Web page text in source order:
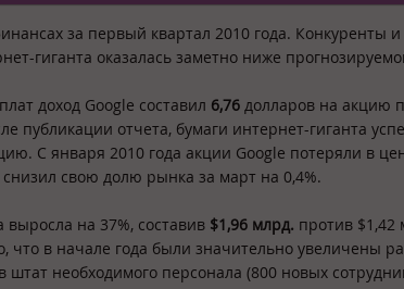
за первый квартал 2010 года. Конкуренты
гиганта оказалась заметно ниже
доход Google составил 6,76 долларов на акцию
публикации отчета, бумаги интернет-гиганта
С января 2010 года акции Google потеряли в
снизил свою долю рынка за март на 0,4%.
на 37%, составив $1,96 млрд. против
что в начале года были значительно увеличены
в штат необходимого персонала (800 новых